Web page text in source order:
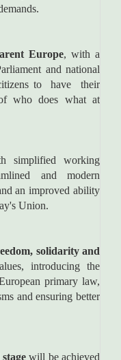
Europe, with a
and national
to have their
who does what at
simplified working
and modern
an improved ability
Union.
solidarity and
introducing the
primary law,
and ensuring better
will be achieved